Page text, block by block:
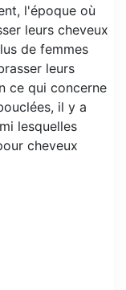
l'époque où
leurs cheveux
de femmes
leurs
ce qui concerne
il y a
lesquelles
cheveux